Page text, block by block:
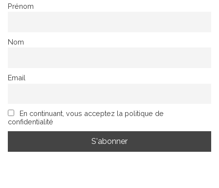
Prénom
Nom
Email
En continuant, vous acceptez la politique de
confidentialité